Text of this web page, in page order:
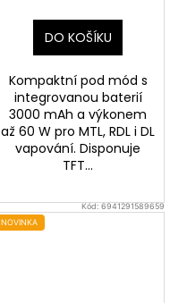
DO KOŠÍKU
Kompaktní pod mód s
integrovanou baterií
3000 mAh a výkonem
až 60 W pro MTL, RDL i DL
vapování. Disponuje
TFT...
Kód:6941291589659
NOVINKA